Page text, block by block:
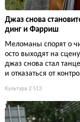
Джаз снова
динг и Фарриш
Меломаны спорят о
осто выходят на
джаз снова стал
и отказаться от
Культура 2 513